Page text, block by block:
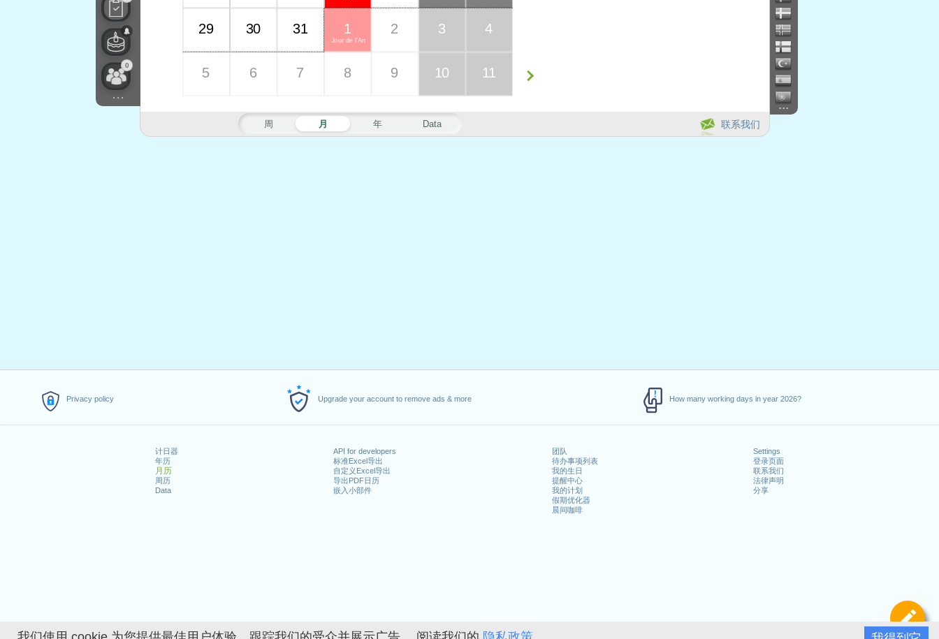
Privacy policy Upgrade your account to remove ads & more How many working days in year 2026?
计日器
年历
月历
周历
Data
API for developers
标准Excel导出
自定义Excel导出
导出PDF日历
嵌入小部件
团队
待办事项列表
我的生日
提醒中心
我的计划
假期优化器
晨间咖啡
Settings
登录页面
联系我们
法律声明
分享
定
0
...
...
联系我们
周 月 年 Data
29 30 31
Jour de l'An
1 2 3 4
5 6 7 8 9 10 11